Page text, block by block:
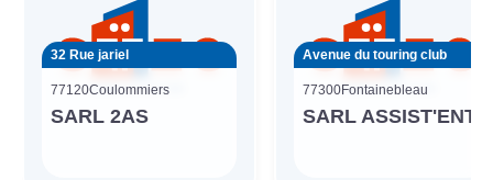
32 Rue jariel
77120Coulommiers
SARL 2AS
Avenue du touring club
77300Fontainebleau
SARL ASSIST'ENT